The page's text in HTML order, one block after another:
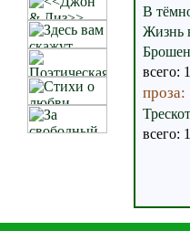
В
Жизнь
всего:
проза:
всего: 1